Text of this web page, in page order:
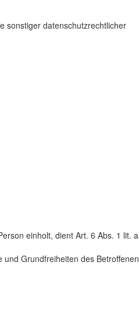
sonstiger datenschutzrechtlicher
einholt, dient Art. 6 Abs. 1 lit. a
Grundfreiheiten des Betroffenen